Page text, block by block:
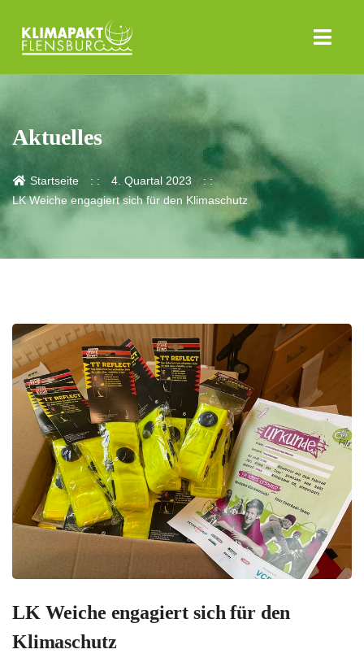
Aktuelles
Startseite
4. Quartal 2023
LK Weiche engagiert sich für den Klimaschutz
LK Weiche engagiert sich für den
Klimaschutz